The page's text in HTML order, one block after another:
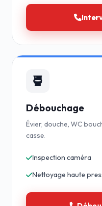
Débouchage
Évier, douche, WC
casse.
Inspection caméra
Nettoyage haute